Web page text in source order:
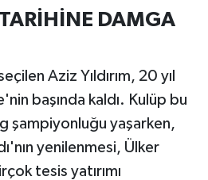
DAMGA
Aziz Yıldırım, 20 yıl
başında kaldı. Kulüp bu
şampiyonluğu yaşarken,
yenilenmesi, Ülker
tesis yatırımı